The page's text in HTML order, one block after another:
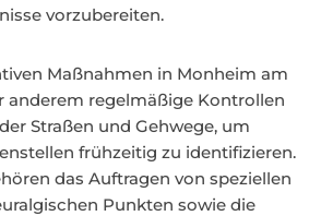
vorzubereiten.
Maßnahmen in Monheim am
anderem regelmäßige Kontrollen
Straßen und Gehwege, um
frühzeitig zu identifizieren.
das Auftragen von speziellen
Punkten sowie die